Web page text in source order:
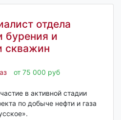
отдела
бурения и
скважин
от 75 000 руб
в активной стадии
по добыче нефти и газа